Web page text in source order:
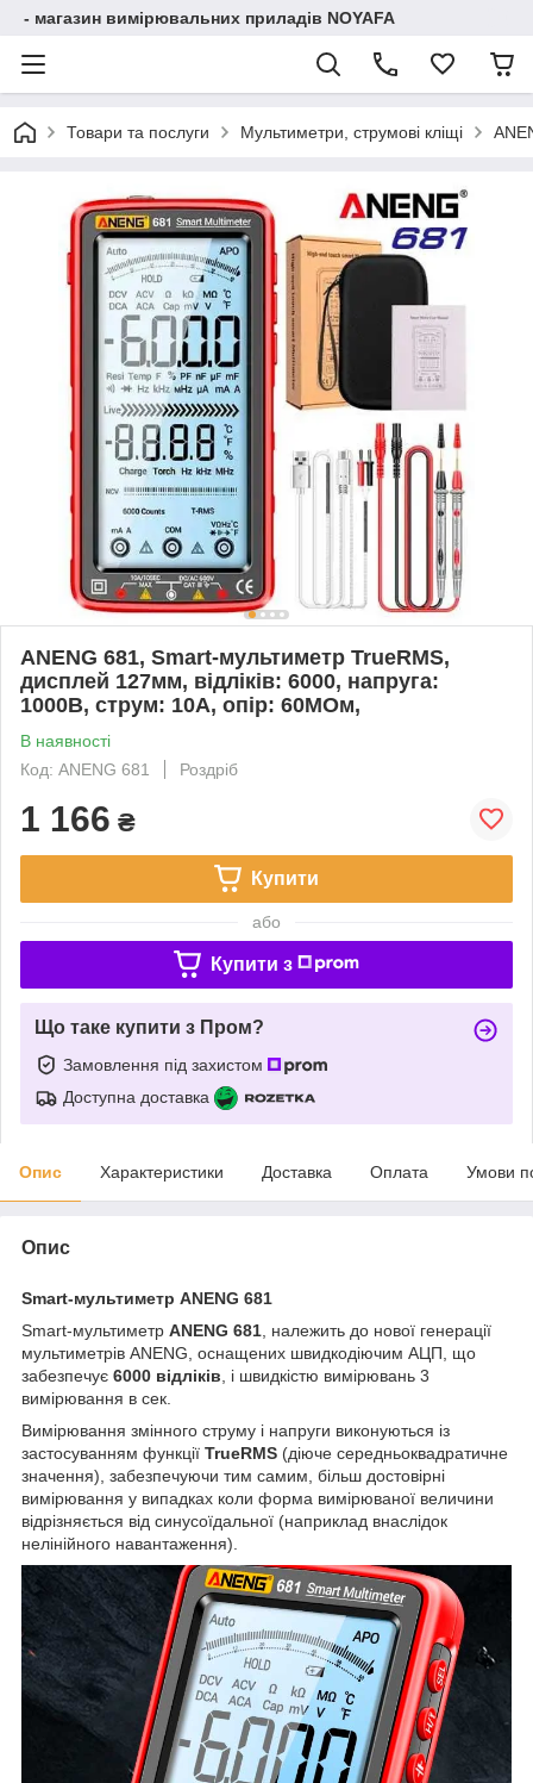
- магазин вимірювальних приладів NOYAFA
Товари та послуги Мультиметри, струмові кліщі
ANENG 681, Smart-мультиметр TrueRMS,
дисплей 127мм, відліків: 6000, напруга:
1000В, струм: 10А, опір: 60MОм,
В наявності
Код: ANENG 681
Роздріб
1 166 ₴
Купити
або
Купити з
Що таке купити з Пром?
Замовлення під захистом
Доступна доставка
Опис Характеристики Доставка Оплата Умови
Опис
Smart-мультиметр ANENG 681
Smart-мультиметр ANENG 681 , належить до нової генерації
мультиметрів ANENG, оснащених швидкодіючим АЦП, що
забезпечує 6000 відліків , і швидкістю вимірювань 3
вимірювання в сек.
Вимірювання змінного струму і напруги виконуються із
застосуванням функції TrueRMS (діюче середньоквадратичне
значення), забезпечуючи тим самим, більш достовірні
вимірювання у випадках коли форма вимірюваної величини
відрізняється від синусоїдальної (наприклад внаслідок
нелінійного навантаження).